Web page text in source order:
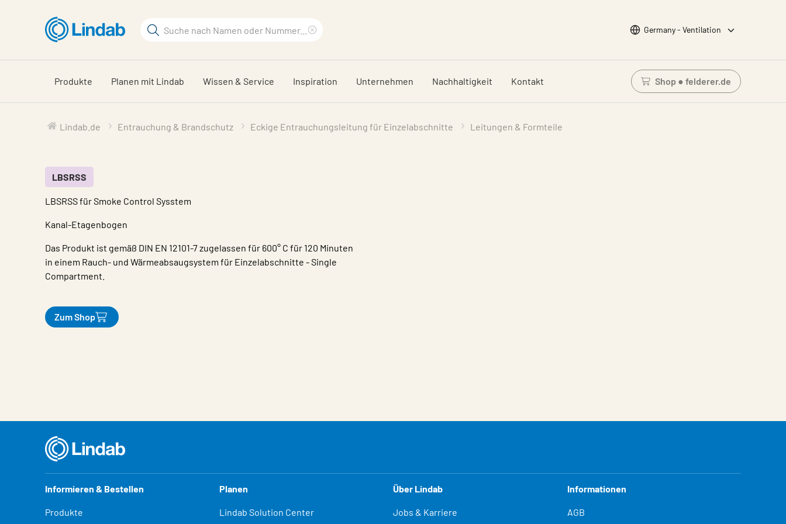
Hauptinhalt
Suchbegriff
durchsuchen
löschen
Wähle Sprache
Germany - Ventilation
Produkte Planen mit Lindab Wissen & Service Inspiration Unternehmen Nachhaltigkeit Kontakt Shop ● felderer.de
Einloggen um den
Lindab.de Entrauchung & Brandschutz Eckige Entrauchungsleitung für Einzelabschnitte Leitungen & Formteile
LBSRSS
LBSRSS für Smoke Control Sysstem
Kanal-Etagenbogen
Das Produkt ist gemäß DIN EN 12101-7 zugelassen für 600° C für 120 Minuten
in einem Rauch- und Wärmeabsaugsystem für Einzelabschnitte - Single
Compartment.
Zum Shop
Informieren & Bestellen
Produkte
Planen
Lindab Solution Center
Über Lindab
Jobs & Karriere
Informationen
AGB